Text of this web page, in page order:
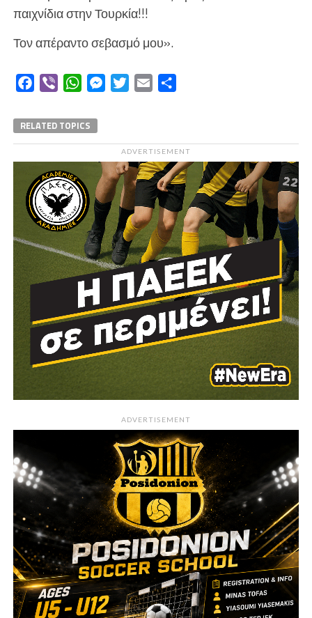
παιχνίδια στην Τουρκία!!!
Τον απέραντο σεβασμό μου».
Facebook
Viber WhatsAppMessengerTwitterEmail
RELATED TOPICS
ADVERTISEMENT
ADVERTISEMENT